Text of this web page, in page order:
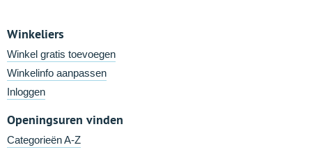
Winkeliers
Winkel gratis toevoegen
Winkelinfo aanpassen
Inloggen
Openingsuren vinden
Categorieën A-Z